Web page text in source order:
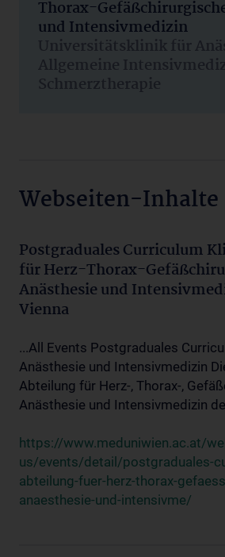
Thorax-
und Intensivmedizin
Universitätsklinik für
Allgemeine
Schmerztherapie
Webseiten-Inhalte
Postgraduales Curriculum
für Herz-Thorax-
Anästhesie und
Vienna
...All Events Postgraduales
Anästhesie und Intensivmedizin
Abteilung für Herz-, Thorax-,
Anästhesie und Intensivmedizin
https://www.meduniwien.ac.at/
us/events/detail/postgraduales-
abteilung-fuer-herz-thorax-
anaesthesie-und-intensivme/